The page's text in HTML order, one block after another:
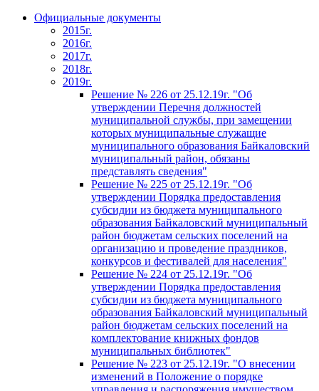
Официальные документы
2015г.
2016г.
2017г.
2018г.
2019г.
Решение № 226 от 25.12.19г. "Об
утверждении Перечня должностей
муниципальной службы, при замещении
которых муниципальные служащие
муниципального образования Байкаловский
муниципальный район, обязаны
представлять сведения"
Решение № 225 от 25.12.19г. "Об
утверждении Порядка предоставления
субсидии из бюджета муниципального
образования Байкаловский муниципальный
район бюджетам сельских поселений на
организацию и проведение праздников,
конкурсов и фестивалей для населения"
Решение № 224 от 25.12.19г. "Об
утверждении Порядка предоставления
субсидии из бюджета муниципального
образования Байкаловский муниципальный
район бюджетам сельских поселений на
комплектование книжных фондов
муниципальных библиотек"
Решение № 223 от 25.12.19г. "О внесении
изменений в Положение о порядке